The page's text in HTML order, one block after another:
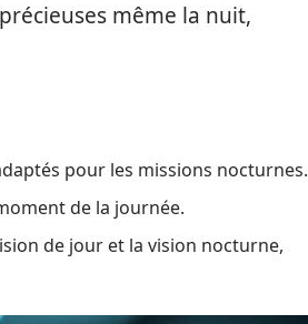
même la nuit,
pour les missions nocturnes.
de la journée.
de jour et la vision nocturne,